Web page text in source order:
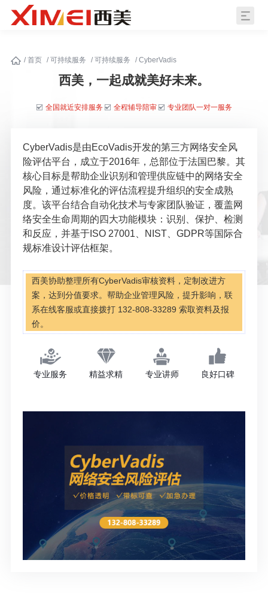
/首页 /可持续服务 /可持续服务 /CyberVadis
西美，一起成就美好未来。
全国就近安排服务 全程辅导陪审 专业团队一对一服务
CyberVadis是由EcoVadis开发的第三方网络安全风
险评估平台，成立于2016年，总部位于法国巴黎。其
核心目标是帮助企业识别和管理供应链中的网络安全
风险，通过标准化的评估流程提升组织的安全成熟
度。该平台结合自动化技术与专家团队验证，覆盖网
络安全生命周期的四大功能模块：识别、保护、检测
和反应，并基于ISO 27001、NIST、GDPR等国际合
规标准设计评估框架。
西美协助整理所有CyberVadis审核资料，定制改进方
案，达到分值要求。帮助企业管理风险，提升影响，联
系在线客服或直接拨打 132-808-33289 索取资料及报
价。
专业服务 精益求精 专业讲师 良好口碑